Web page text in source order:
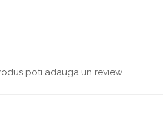
poti adauga un review.